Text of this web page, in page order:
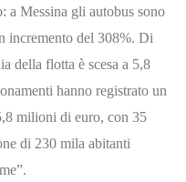
a Messina gli autobus sono
incremento del 308%. Di
della flotta è scesa a 5,8
hanno registrato un
milioni di euro, con 35
di 230 mila abitanti